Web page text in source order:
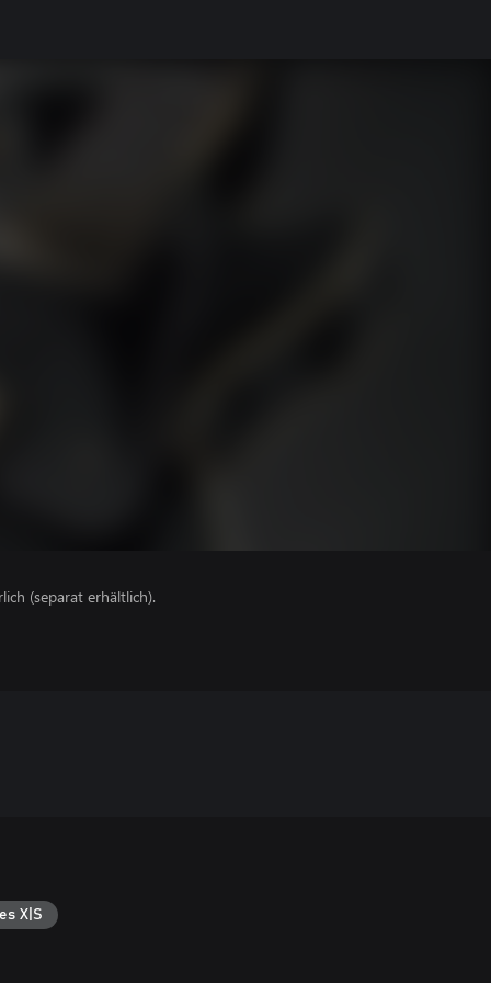
(separat erhältlich).
X|S